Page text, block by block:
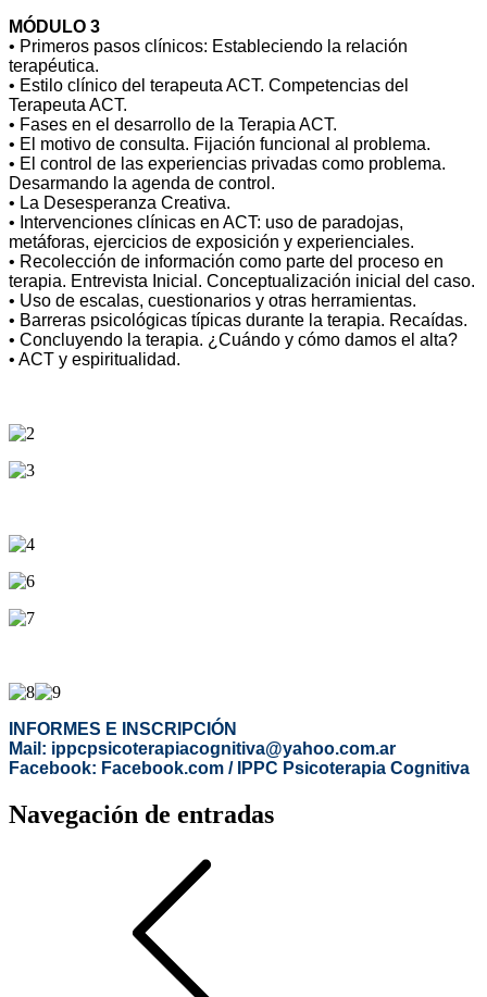
MÓDULO 3
• Primeros pasos clínicos: Estableciendo la relación
terapéutica.
• Estilo clínico del terapeuta ACT. Competencias del
Terapeuta ACT.
• Fases en el desarrollo de la Terapia ACT.
• El motivo de consulta. Fijación funcional al problema.
• El control de las experiencias privadas como problema.
Desarmando la agenda de control.
• La Desesperanza Creativa.
• Intervenciones clínicas en ACT: uso de paradojas,
metáforas, ejercicios de exposición y experienciales.
• Recolección de información como parte del proceso en
terapia. Entrevista Inicial. Conceptualización inicial del caso.
• Uso de escalas, cuestionarios y otras herramientas.
• Barreras psicológicas típicas durante la terapia. Recaídas.
• Concluyendo la terapia. ¿Cuándo y cómo damos el alta?
• ACT y espiritualidad.
INFORMES E INSCRIPCIÓN
Mail: ippcpsicoterapiacognitiva@yahoo.com.ar
Facebook: Facebook.com / IPPC Psicoterapia Cognitiva
Navegación de entradas